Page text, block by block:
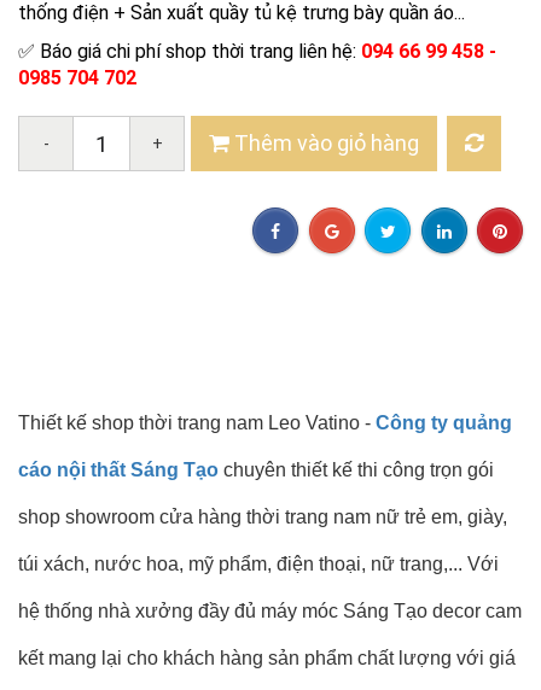
thống điện + Sản xuất quầy tủ kệ trưng bày quần áo...
✅ Báo giá chi phí shop thời trang liên hệ: 094 66 99 458 -
0985 704 702
- + Thêm vào giỏ hàng
Thiết kế shop thời trang nam Leo Vatino - Công ty quảng
cáo nội thất Sáng Tạo chuyên thiết kế thi công trọn gói
shop showroom cửa hàng thời trang nam nữ trẻ em, giày,
túi xách, nước hoa, mỹ phẩm, điện thoại, nữ trang,... Với
hệ thống nhà xưởng đầy đủ máy móc Sáng Tạo decor cam
kết mang lại cho khách hàng sản phẩm chất lượng với giá